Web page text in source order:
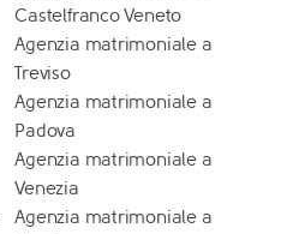
Castelfranco Veneto
Agenzia matrimoniale a
Treviso
Agenzia matrimoniale a
Padova
Agenzia matrimoniale a
Venezia
Agenzia matrimoniale a